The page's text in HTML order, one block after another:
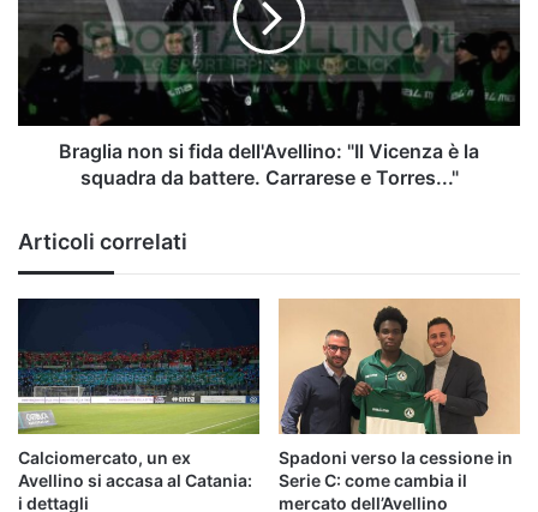
dell'Avellino:
Vicenza
è
la
squadra
e
Torres..."
Braglia non si fida dell'Avellino: "Il Vicenza è la
squadra da battere. Carrarese e Torres..."
Articoli correlati
Calciomercato, un ex
Avellino si accasa al Catania:
i dettagli
Spadoni verso la cessione in
Serie C: come cambia il
mercato dell’Avellino